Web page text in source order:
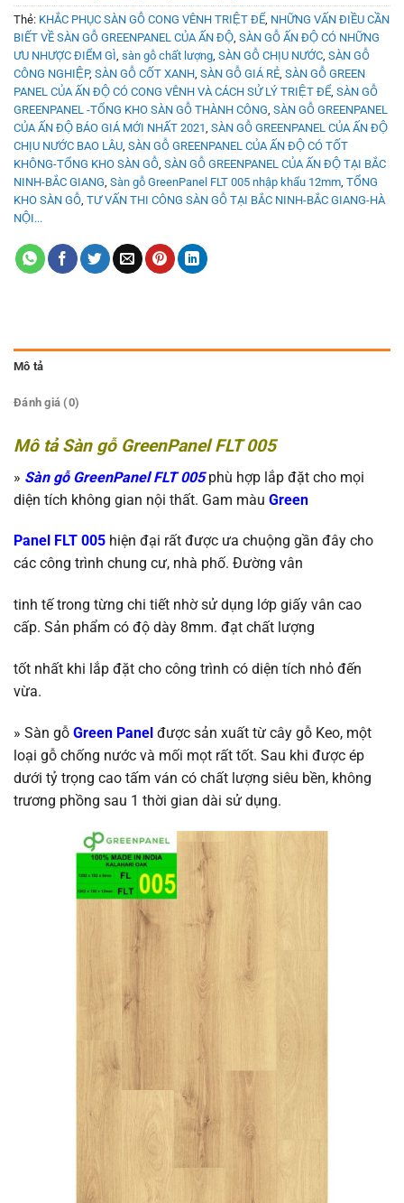
Thẻ: KHẮC PHỤC SÀN GỖ CONG VÊNH TRIỆT ĐỂ NHỮNG VẤN ĐIỀU CẦN
BIẾT VỀ SÀN GỖ GREENPANEL CỦA ẤN ĐỘ SÀN GỖ ẤN ĐỘ CÓ NHỮNG
ƯU NHƯỢC ĐIỂM GÌ sàn gỗ chất lượng SÀN GỖ CHỊU NƯỚC SÀN GỖ
CÔNG NGHIỆP, SÀN GỖ CỐT XANH SÀN GỖ GIÁ RẺ SÀN GỖ GREEN
PANEL CỦA ẤN ĐỘ CÓ CONG VÊNH VÀ CÁCH SỬ LÝ TRIỆT ĐỂ SÀN GỖ
GREENPANEL -TỔNG KHO SÀN GỖ THÀNH CÔNG SÀN GỖ GREENPANEL
CỦA ẤN ĐỘ BÁO GIÁ MỚI NHẤT 2021 SÀN GỖ GREENPANEL CỦA ẤN ĐỘ
CHỊU NƯỚC BAO LÂU SÀN GỖ GREENPANEL CỦA ẤN ĐỘ CÓ TỐT
KHÔNG-TỔNG KHO SÀN GỖ SÀN GỖ GREENPANEL CỦA ẤN ĐỘ TẠI BẮC
NINH-BẮC GIANG Sàn gỗ GreenPanel FLT 005 nhập khẩu 12mm TỔNG
KHO SÀN GỖ TƯ VẤN THI CÔNG SÀN GỖ TẠI BẮC NINH-BẮC GIANG-HÀ
NỘI...
Mô tả
Đánh giá (0)
Mô tả Sàn gỗ GreenPanel FLT 005
» Sàn gỗ GreenPanel FLT 005phù hợp lắp đặt cho mọi
diện tích không gian nội thất. Gam màu Green
Panel FLT 005 hiện đại rất được ưa chuộng gần đây cho
các công trình chung cư, nhà phố. Đường vân
tinh tế trong từng chi tiết nhờ sử dụng lớp giấy vân cao
cấp. Sản phẩm có độ dày 8mm. đạt chất lượng
tốt nhất khi lắp đặt cho công trình có diện tích nhỏ đến
vừa.
» Sàn gỗ Green Panel được sản xuất từ cây gỗ Keo, một
loại gỗ chống nước và mối mọt rất tốt. Sau khi được ép
dưới tỷ trọng cao tấm ván có chất lượng siêu bền, không
trương phồng sau 1 thời gian dài sử dụng.